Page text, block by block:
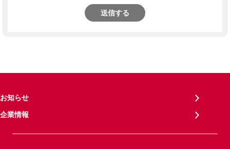
送信する
お知らせ
企業情報